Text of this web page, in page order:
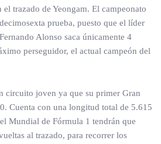
el trazado de Yeongam. El campeonato
prueba, puesto que el líder
Alonso saca únicamente 4
perseguidor, el actual campeón del
circuito joven ya que su primer Gran
Cuenta con una longitud total de 5.615
Mundial de Fórmula 1 tendrán que
al trazado, para recorrer los